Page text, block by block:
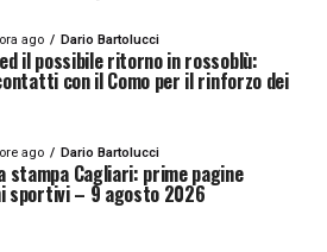
con attenzione,
incastri in uscita.
stato depennato
potrebbe tornare
ago Dario Bartolucci
il possibile ritorno in rossoblù:
con il Como per il rinforzo dei
ago Dario Bartolucci
stampa Cagliari: prime pagine
sportivi – 9 agosto 2026